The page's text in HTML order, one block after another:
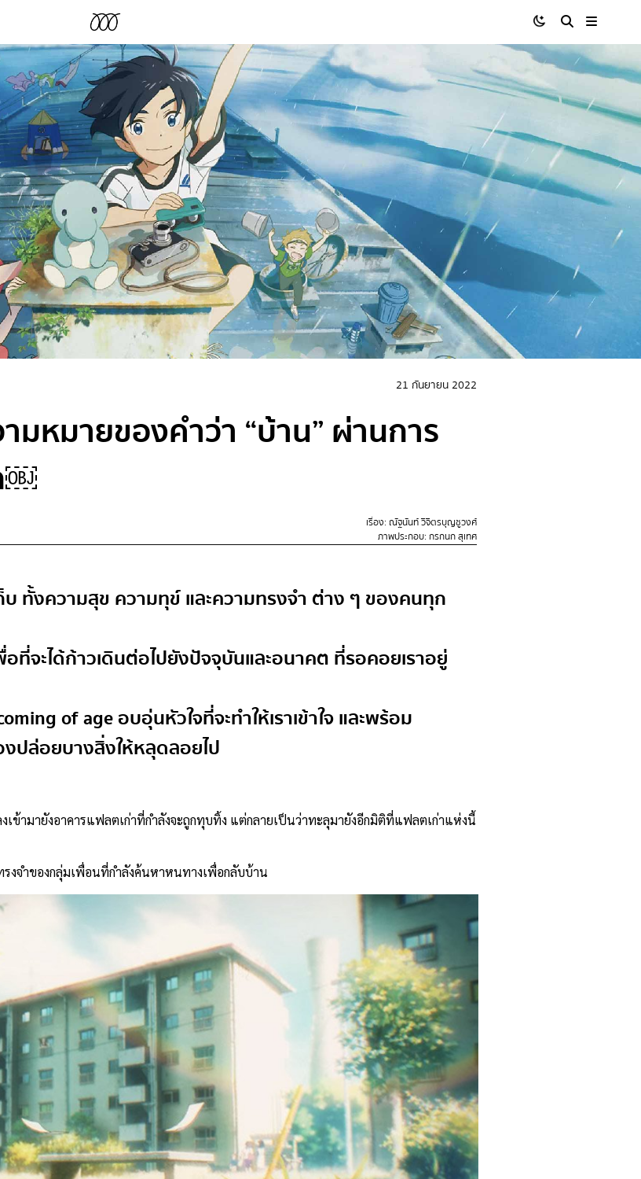
21 กันยายน 2022
มหมายของคำว่า “บ้าน” ผ่านการ
￼
เรื่อง: ณัฐนันท์ วิจิตรบุญชูวงศ์
ภาพประกอบ: กรกนก สุเทศ
ทั้งความสุข ความทุข์ และความทรงจำ ต่าง ๆ ของคนทุก
ที่จะได้ก้าวเดินต่อไปยังปัจจุบันและอนาคต ที่รอคอยเราอยู่
of age อบอุ่นหัวใจที่จะทำให้เราเข้าใจ และพร้อม
ปล่อยบางสิ่งให้หลุดลอยไป
เข้ามายังอาคารแฟลตเก่าที่กำลังจะถูกทุบทิ้ง แต่กลายเป็นว่าทะลุมายังอีกมิติที่แฟลตเก่าแห่งนี้
งจำของกลุ่มเพื่อนที่กำลังค้นหาหนทางเพื่อกลับบ้าน